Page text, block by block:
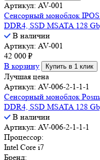
Артикул: AV-001
Сенсорный моноблок
DDR4, SSD MSATA 128
В наличии
Артикул: AV-001
42 000 ₽
В корзину
Купить в 1 клик
Лучшая цена
Артикул: AV-006-2-1-1-1
Сенсорный моноблок
DDR4, SSD MSATA 128
В наличии
Артикул: AV-006-2-1-1-1
Процессор:
Intel Core i7
Бренд: